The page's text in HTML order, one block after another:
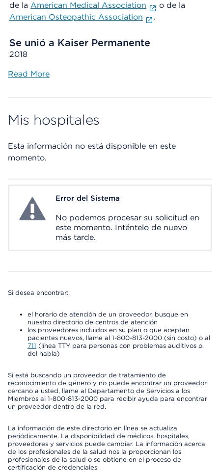
de la American Medical Association
o de la
American Osteopathic Association
.
Se unió a Kaiser Permanente
2018
Read More
Mis hospitales
Esta información no está disponible en este
momento.
System ErrorError del Sistema
No podemos procesar su solicitud en
este momento. Inténtelo de nuevo
más tarde.
Si desea encontrar:
el horario de atención de un proveedor, busque en
nuestro directorio de centros de atención
los proveedores incluidos en su plan o que aceptan
pacientes nuevos, llame al 1-800-813-2000 (sin costo) o al
711 (línea TTY para personas con problemas auditivos o
del habla)
Si está buscando un proveedor de tratamiento de
reconocimiento de género y no puede encontrar un proveedor
cercano a usted, llame al Departamento de Servicios a los
Miembros al 1-800-813-2000 para recibir ayuda para encontrar
un proveedor dentro de la red.
La información de este directorio en línea se actualiza
periódicamente. La disponibilidad de médicos, hospitales,
proveedores y servicios puede cambiar. La información acerca
de los profesionales de la salud nos la proporcionan los
profesionales de la salud o se obtiene en el proceso de
certificación de credenciales.